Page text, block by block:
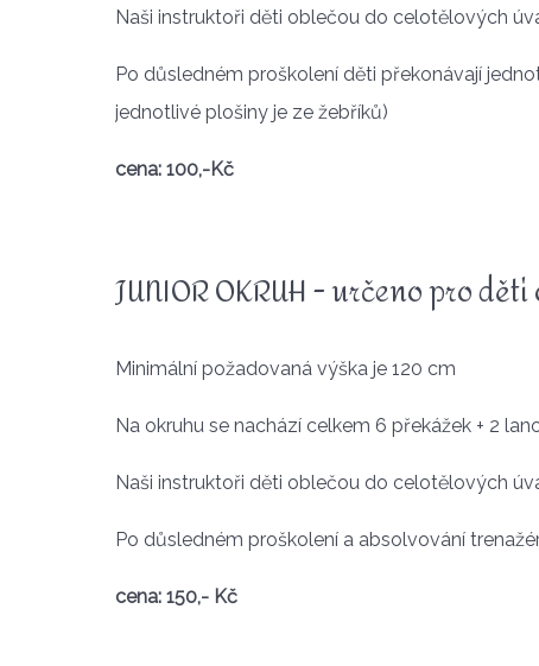
Naši instruktoři děti oblečou do celotělových
Po důsledném proškolení děti překonávají
jednotlivé plošiny je ze žebříků)
cena: 100,-Kč
JUNIOR OKRUH - určeno pro
Minimální požadovaná výška je 120 cm
Na okruhu se nachází celkem 6 překážek + 2
Naši instruktoři děti oblečou do celotělových
Po důsledném proškolení a absolvování
cena: 150,- Kč